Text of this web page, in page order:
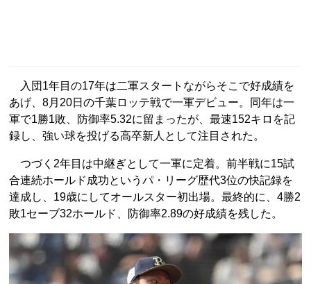
入団1年目の17年は二軍スタートながらそこで好成績を
あげ、8月20日の千葉ロッテ戦で一軍デビュー。同年は一
軍で1勝1敗、防御率5.32に留まったが、最速152キロを記
録し、強い球を投げる高卒新人として注目された。
つづく2年目は中継ぎとして一軍に定着。前半戦に15試
合連続ホールド成功というパ・リーグ歴代3位の快記録を
達成し、19歳にしてオールスター初出場。最終的に、4勝2
敗1セーブ32ホールド、防御率2.89の好成績を残した。